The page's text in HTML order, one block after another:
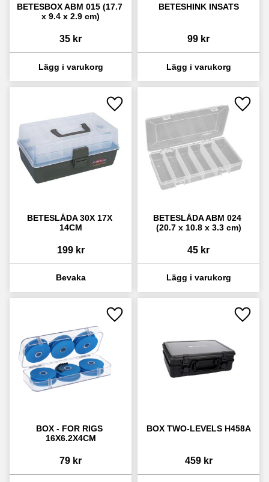
BETESBOX ABM 015 (17.7
x 9.4 x 2.9 cm)
35 kr
BETESHINK INSATS
99 kr
BETESLÅDA 30X 17X
14CM
199kr
Lägg till i favoriter
BETESLÅDA ABM 024
(20.7 x 10.8 x 3.3 cm)
45 kr
Lägg
BOX - FOR RIGS
16X6.2X4CM
79 kr
Lägg till i favoriter
BOX TWO-LEVELS H458A
459kr
Lägg